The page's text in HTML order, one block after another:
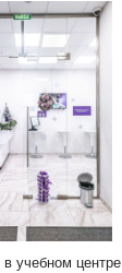
учебном центре